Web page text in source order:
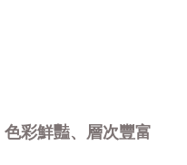
彩鮮豔、層次豐富